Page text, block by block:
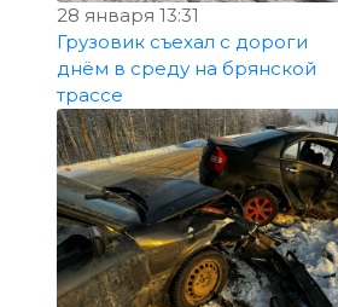
28 января 13:31
Грузовик съехал с дороги
днём в среду на брянской
трассе